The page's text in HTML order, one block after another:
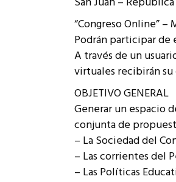
Cumplimiento Legal
“Congreso Online”
Podrán participar de
A través de un
virtuales recibirán
OBJETIVO GENERAL
Generar un espacio
conjunta de
– La Sociedad del
– Las corrientes del
– Las Políticas